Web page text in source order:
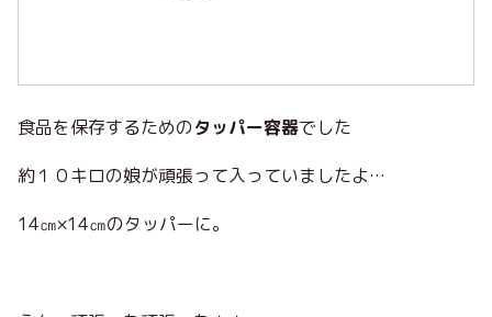
食品を保存するためのタッパー容器でした
約１０キロの娘が頑張って入っていましたよ…
14㎝×14㎝のタッパーに。